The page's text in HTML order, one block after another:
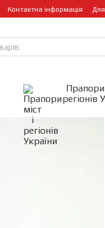
Контактна інформація Для
Прапори
регіонів